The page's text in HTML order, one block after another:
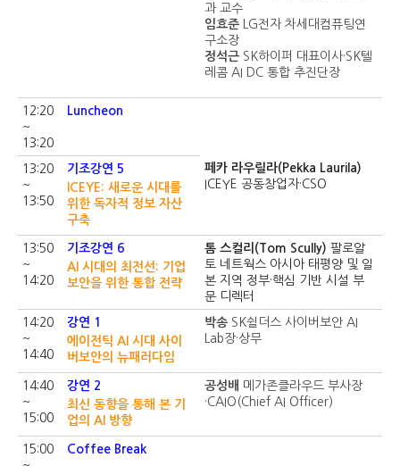
과 교수
임효준 LG전자 차세대컴퓨팅연
구소장
정석근 SK하이퍼 대표이사·SK텔
레콤 AI DC 통합 추진단장
12:20
~
13:20
Luncheon
13:20
~
13:50
기조강연 5
ICEYE: 새로운 시대를
위한 독자적 정보 자산
구축
페카 라우릴라(Pekka Laurila)
ICEYE 공동창업자·CSO
13:50
~
14:20
기조강연 6
AI 시대의 최전선: 기업
보안을 위한 통합 전략
톰 스컬리(Tom Scully) 팔로알
토 네트웍스 아시아 태평양 및 일
본 지역 정부·핵심 기반 시설 부
문 디렉터
14:20
~
14:40
강연 1
에이전틱 AI 시대 사이
버보안의 뉴패러다임
박송 SK쉴더스 사이버보안 AI
Lab장·상무
14:40
~
15:00
강연 2
최신 동향을 통해 본 기
업의 AI 방향
공성배 메가존클라우드 부사장
·CAIO(Chief AI Officer)
15:00
~
Coffee Break